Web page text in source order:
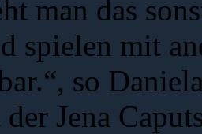
man das
spielen mit
so
Jena